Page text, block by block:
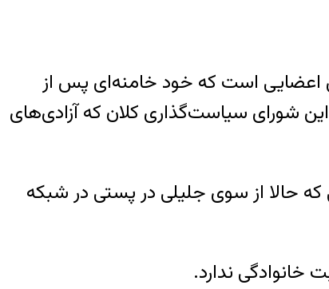
اعضایی است که خود خامنه‌ای پس از
سال،به‌عنوان عضو حقیقی این شورای سیاست‌گذاری کلان که آزادی‌های
حالا از سوی جلیلی در پستی در شبکه
ندارد.